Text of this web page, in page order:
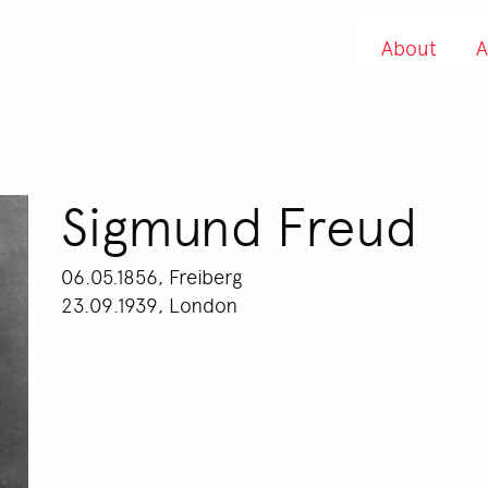
About
Sigmund Freud
06.05.1856, Freiberg
23.09.1939, London